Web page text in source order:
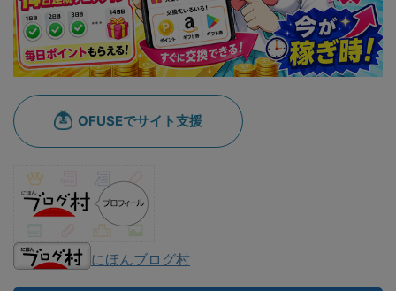
にほんブログ村